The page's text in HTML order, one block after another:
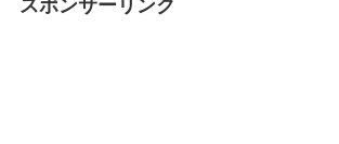
スポンサーリンク